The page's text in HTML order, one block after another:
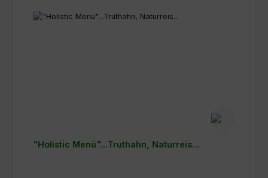
"Holistic Menü"...Truthahn, Naturreis...